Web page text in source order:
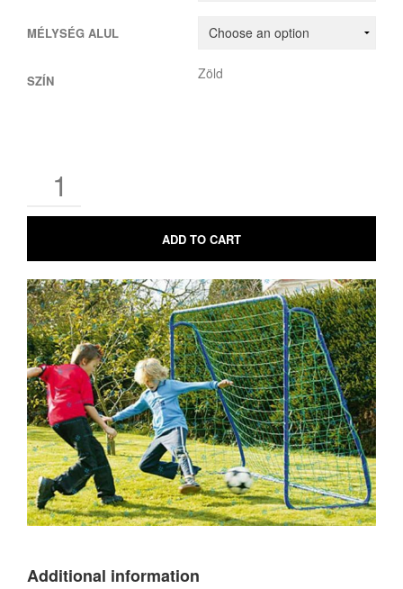
MÉLYSÉG ALUL
SZÍN Zöld
ADD TO CART
Additional information